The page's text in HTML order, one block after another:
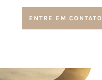
ENTRE EM CONTATO
Tocador